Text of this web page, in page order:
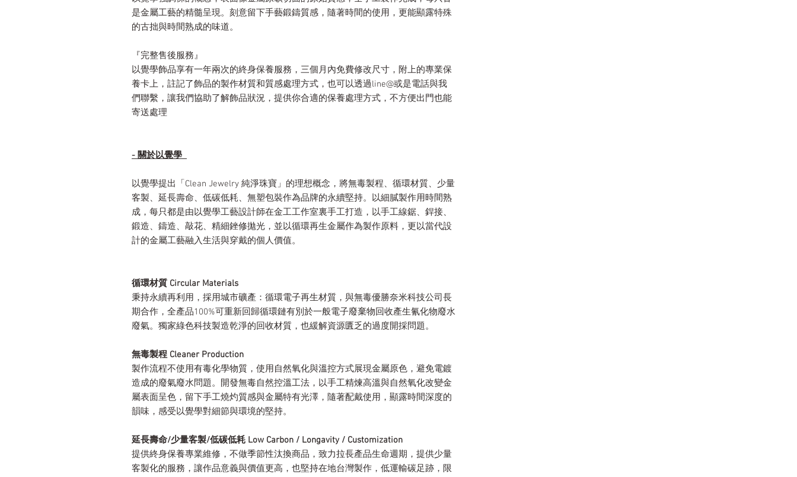
是金屬工藝的精髓呈現。刻意留下手藝鍛鑄質感，隨著時間的使用，更能顯露特殊
的古拙與時間熟成的味道。
『完整售後服務』
以覺學飾品享有一年兩次的終身保養服務，三個月內免費修改尺寸，附上的專業保
養卡上，註記了飾品的製作材質和質感處理方式，也可以透過line@或是電話與我
們聯繫，讓我們協助了解飾品狀況，提供你合適的保養處理方式，不方便出門也能
寄送處理
- 關於以覺學
以覺學提出「Clean Jewelry 純淨珠寶」的理想概念，將無毒製程、循環材質、少量
客製、延長壽命、低碳低耗、無塑包裝作為品牌的永續堅持。以細膩製作用時間熟
成，每只都是由以覺學工藝設計師在金工工作室裏手工打造，以手工線鋸、銲接、
鍛造、鑄造、敲花、精細銼修拋光，並以循環再生金屬作為製作原料，更以當代設
計的金屬工藝融入生活與穿戴的個人價值。
循環材質 Circular Materials
秉持永續再利用，採用城市礦產：循環電子再生材質，與無毒優勝奈米科技公司長
期合作，全產品100%可重新回歸循環鏈有別於一般電子廢棄物回收產生氰化物廢水
廢氣。獨家綠色科技製造乾淨的回收材質，也緩解資源匱乏的過度開採問題。
無毒製程 Cleaner Production
製作流程不使用有毒化學物質，使用自然氧化與溫控方式展現金屬原色，避免電鍍
造成的廢氣廢水問題。開發無毒自然控溫工法，以手工精煉高溫與自然氧化改變金
屬表面呈色，留下手工燒灼質感與金屬特有光澤，隨著配戴使用，顯露時間深度的
韻味，感受以覺學對細節與環境的堅持。
延長壽命/少量客製/低碳低耗 Low Carbon / Longavity / Customization
提供終身保養專業維修，不做季節性汰換商品，致力拉長產品生命週期，提供少量
客製化的服務，讓作品意義與價值更高，也堅持在地台灣製作，低運輸碳足跡，限